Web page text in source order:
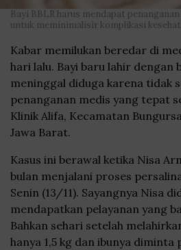
Bayi BBLR harus mendapat
untuk meminimalisir komplikasi
Kabar memilukan beredar di
hari lalu. Bayi baru lahir dengan
meninggal diduga karena tidak
penanganan medis yang tepat
Klinik Alifa, Kecamatan
Jawa Barat.
Kasus ini berawal ketika Nisa
bulan menjalani proses
Senin (13/11). Sayangnya Nisa
mendapatkan pelayanan yang
Bahkan sehari setelah
hanya 1,5 kg dan ibunya diminta